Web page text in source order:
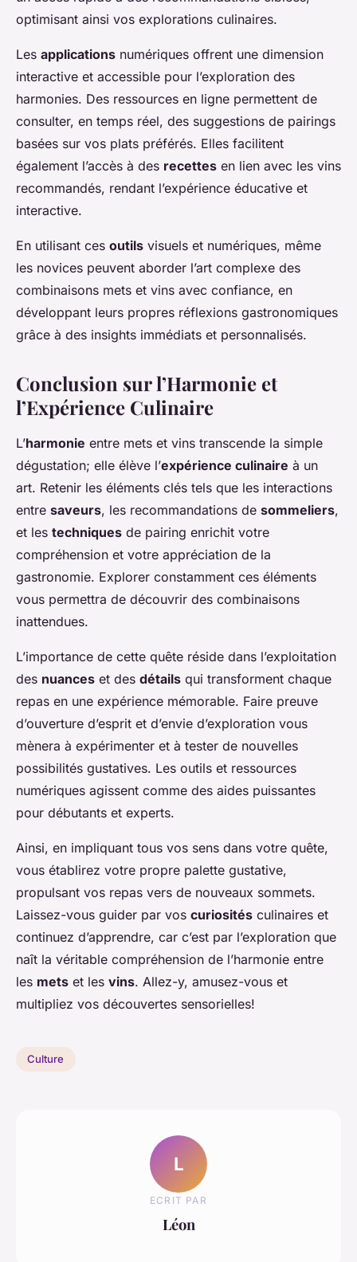
optimisant ainsi vos explorations culinaires.
Les applications numériques offrent une dimension
interactive et accessible pour l’exploration des
harmonies. Des ressources en ligne permettent de
consulter, en temps réel, des suggestions de pairings
basées sur vos plats préférés. Elles facilitent
également l’accès à des recettes en lien avec les vins
recommandés, rendant l’expérience éducative et
interactive.
En utilisant ces outils visuels et numériques, même
les novices peuvent aborder l’art complexe des
combinaisons mets et vins avec confiance, en
développant leurs propres réflexions gastronomiques
grâce à des insights immédiats et personnalisés.
Conclusion sur l’Harmonie et
l’Expérience Culinaire
L’harmonie entre mets et vins transcende la simple
dégustation; elle élève l’expérience culinaire à un
art. Retenir les éléments clés tels que les interactions
entre saveurs, les recommandations de sommeliers,
et les techniques de pairing enrichit votre
compréhension et votre appréciation de la
gastronomie. Explorer constamment ces éléments
vous permettra de découvrir des combinaisons
inattendues.
L’importance de cette quête réside dans l’exploitation
des nuances et des détails qui transforment chaque
repas en une expérience mémorable. Faire preuve
d’ouverture d’esprit et d’envie d’exploration vous
mènera à expérimenter et à tester de nouvelles
possibilités gustatives. Les outils et ressources
numériques agissent comme des aides puissantes
pour débutants et experts.
Ainsi, en impliquant tous vos sens dans votre quête,
vous établirez votre propre palette gustative,
propulsant vos repas vers de nouveaux sommets.
Laissez-vous guider par vos curiosités culinaires et
continuez d’apprendre, car c’est par l’exploration que
naît la véritable compréhension de l’harmonie entre
les mets et les vins. Allez-y, amusez-vous et
multipliez vos découvertes sensorielles!
Culture
L
ECRIT PAR
Léon